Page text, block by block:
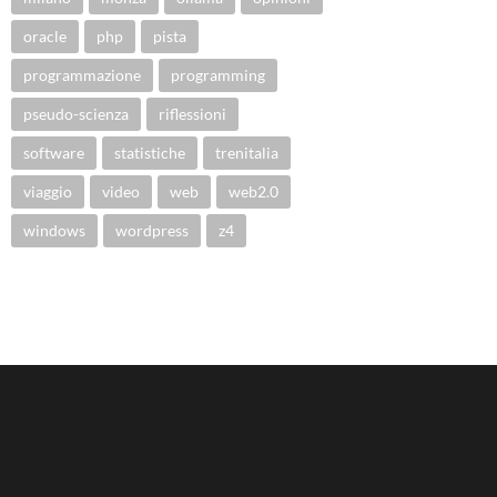
oracle php pista
programmazione programming
pseudo-scienza riflessioni
software statistiche trenitalia
viaggio video web web2.0
windows wordpress z4